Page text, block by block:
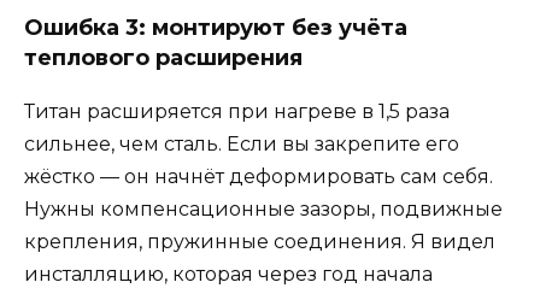
Ошибка 3: монтируют без учёта
теплового расширения
Титан расширяется при нагреве в 1,5 раза
сильнее, чем сталь. Если вы закрепите его
жёстко — он начнёт деформировать сам себя.
Нужны компенсационные зазоры, подвижные
крепления, пружинные соединения. Я видел
инсталляцию, которая через год начала